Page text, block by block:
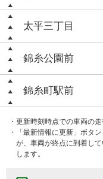
太平三丁目
錦糸公園前
錦糸町駅前
・更新時刻時点での車両の
・「最新情報に更新」ボタ
が、車両が終点に到着し
します。